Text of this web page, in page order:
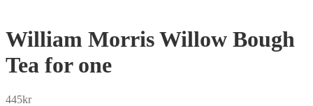
William Morris Willow Bough
Tea for one
445kr